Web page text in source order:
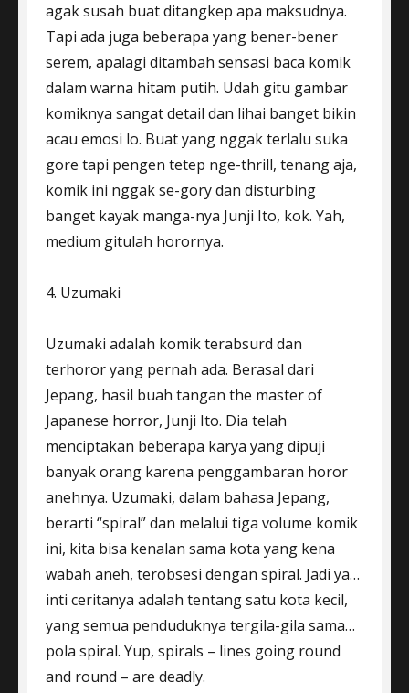
agak susah buat ditangkep apa maksudnya.
Tapi ada juga beberapa yang bener-bener
serem, apalagi ditambah sensasi baca komik
dalam warna hitam putih. Udah gitu gambar
komiknya sangat detail dan lihai banget bikin
acau emosi lo. Buat yang nggak terlalu suka
gore tapi pengen tetep nge-thrill, tenang aja,
komik ini nggak se-gory dan disturbing
banget kayak manga-nya Junji Ito, kok. Yah,
medium gitulah horornya.
4. Uzumaki
Uzumaki adalah komik terabsurd dan
terhoror yang pernah ada. Berasal dari
Jepang, hasil buah tangan the master of
Japanese horror, Junji Ito. Dia telah
menciptakan beberapa karya yang dipuji
banyak orang karena penggambaran horor
anehnya. Uzumaki, dalam bahasa Jepang,
berarti “spiral” dan melalui tiga volume komik
ini, kita bisa kenalan sama kota yang kena
wabah aneh, terobsesi dengan spiral. Jadi ya…
inti ceritanya adalah tentang satu kota kecil,
yang semua penduduknya tergila-gila sama…
pola spiral. Yup, spirals – lines going round
and round – are deadly.